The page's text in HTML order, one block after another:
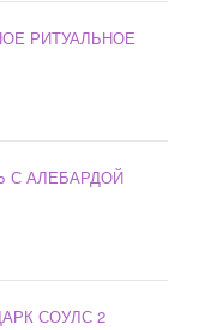
РИТУАЛЬНОЕ
С АЛЕБАРДОЙ
СОУЛС 2